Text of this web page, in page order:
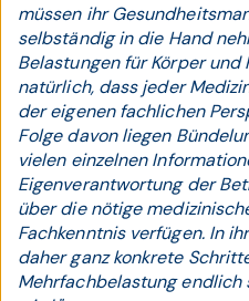
müssen ihr
selbständig in die Hand
Belastungen für Körper und
natürlich, dass jeder
der eigenen fachlichen
Folge davon liegen
vielen einzelnen
Eigenverantwortung der
über die nötige
Fachkenntnis verfügen. In
daher ganz konkrete
Mehrfachbelastung